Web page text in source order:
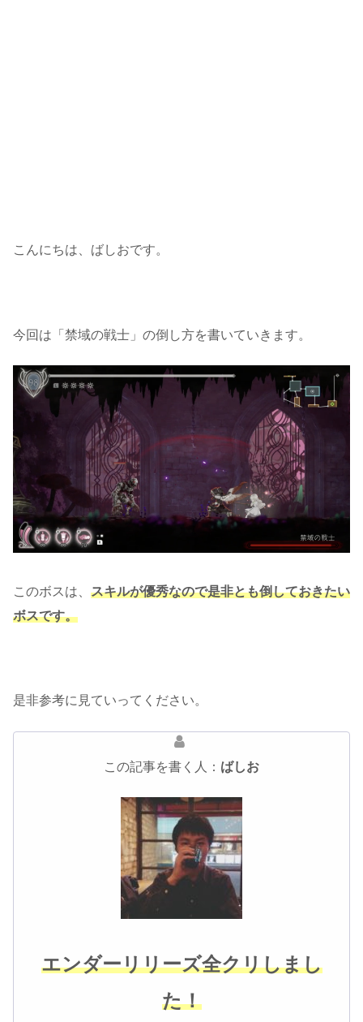
こんにちは、ばしおです。
今回は「禁域の戦士」の倒し方を書いていきます。
このボスは、 スキルが優秀なので是非とも倒しておきたい
ボスです。
是非参考に見ていってください。
この記事を書く人： ばしお
エンダーリリーズ全クリしまし
た！